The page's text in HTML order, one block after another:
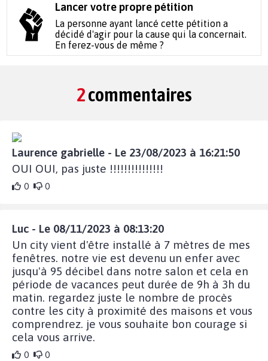
Lancer votre propre pétition
La personne ayant lancé cette pétition a
décidé d'agir pour la cause qui la concernait.
En ferez-vous de même ?
2commentaires
Laurence gabrielle - Le 23/08/2023 à 16:21:50
OUI OUI, pas juste !!!!!!!!!!!!!!!
0 0
Luc - Le 08/11/2023 à 08:13:20
Un city vient d'être installé à 7 mètres de mes
fenêtres. notre vie est devenu un enfer avec
jusqu'à 95 décibel dans notre salon et cela en
période de vacances peut durée de 9h à 3h du
matin. regardez juste le nombre de procès
contre les city à proximité des maisons et vous
comprendrez. je vous souhaite bon courage si
cela vous arrive.
0 0